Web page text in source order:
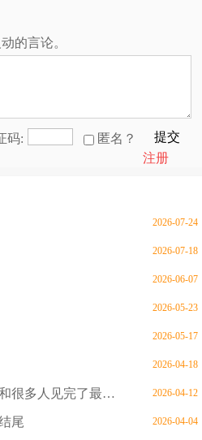
的言论。
码: 匿名？
提交
注册
2026-07-24
2026-07-18
2026-06-07
2026-05-23
2026-05-17
2026-04-18
后来才发现，原来我们已经和很多人见完了最后一面 2026-04-12
尾 2026-04-04